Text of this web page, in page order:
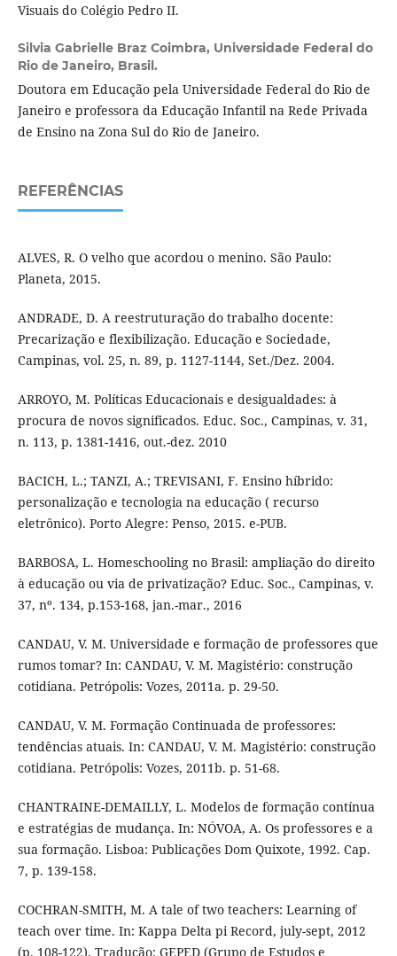
Visuais do Colégio Pedro II.
Silvia Gabrielle Braz Coimbra, Universidade Federal do
Rio de Janeiro, Brasil.
Doutora em Educação pela Universidade Federal do Rio de
Janeiro e professora da Educação Infantil na Rede Privada
de Ensino na Zona Sul do Rio de Janeiro.
REFERÊNCIAS
ALVES, R. O velho que acordou o menino. São Paulo:
Planeta, 2015.
ANDRADE, D. A reestruturação do trabalho docente:
Precarização e flexibilização. Educação e Sociedade,
Campinas, vol. 25, n. 89, p. 1127-1144, Set./Dez. 2004.
ARROYO, M. Políticas Educacionais e desigualdades: à
procura de novos significados. Educ. Soc., Campinas, v. 31,
n. 113, p. 1381-1416, out.-dez. 2010
BACICH, L.; TANZI, A.; TREVISANI, F. Ensino híbrido:
personalização e tecnologia na educação ( recurso
eletrônico). Porto Alegre: Penso, 2015. e-PUB.
BARBOSA, L. Homeschooling no Brasil: ampliação do direito
à educação ou via de privatização? Educ. Soc., Campinas, v.
37, nº. 134, p.153-168, jan.-mar., 2016
CANDAU, V. M. Universidade e formação de professores que
rumos tomar? In: CANDAU, V. M. Magistério: construção
cotidiana. Petrópolis: Vozes, 2011a. p. 29-50.
CANDAU, V. M. Formação Continuada de professores:
tendências atuais. In: CANDAU, V. M. Magistério: construção
cotidiana. Petrópolis: Vozes, 2011b. p. 51-68.
CHANTRAINE-DEMAILLY, L. Modelos de formação contínua
e estratégias de mudança. In: NÓVOA, A. Os professores e a
sua formação. Lisboa: Publicações Dom Quixote, 1992. Cap.
7, p. 139-158.
COCHRAN-SMITH, M. A tale of two teachers: Learning of
teach over time. In: Kappa Delta pi Record, july-sept, 2012
(p. 108-122). Tradução: GEPED (Grupo de Estudos e